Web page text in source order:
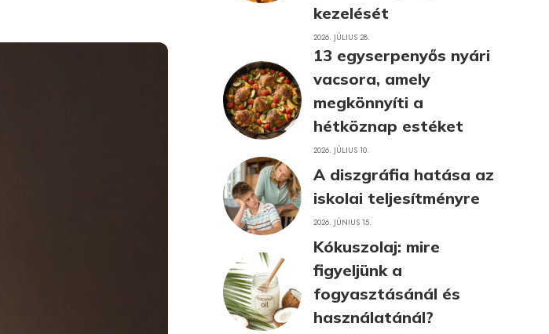
kezelését
2026. JÚLIUS 28.
13 egyserpenyős nyári
vacsora, amely
megkönnyíti a
hétköznap estéket
2026. JÚLIUS 10.
A diszgráfia hatása az
iskolai teljesítményre
2026. JÚNIUS 15.
Kókuszolaj: mire
figyeljünk a
fogyasztásánál és
használatánál?